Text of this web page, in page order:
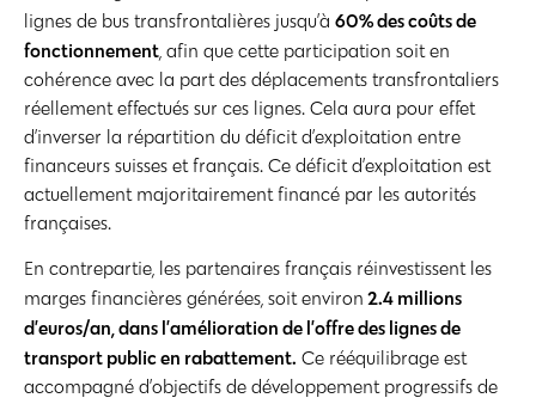
lignes de bus transfrontalières jusqu’à 60% des coûts de
fonctionnement , afin que cette participation soit en
cohérence avec la part des déplacements transfrontaliers
réellement effectués sur ces lignes. Cela aura pour effet
d’inverser la répartition du déficit d’exploitation entre
financeurs suisses et français. Ce déficit d’exploitation est
actuellement majoritairement financé par les autorités
françaises.
En contrepartie, les partenaires français réinvestissent les
marges financières générées, soit environ 2.4 millions
d’euros/an, dans l’amélioration de l’offre des lignes de
transport public en rabattement. Ce rééquilibrage est
accompagné d’objectifs de développement progressifs de